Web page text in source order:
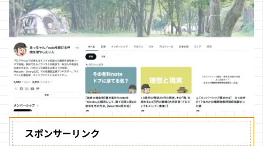
スポンサーリンク